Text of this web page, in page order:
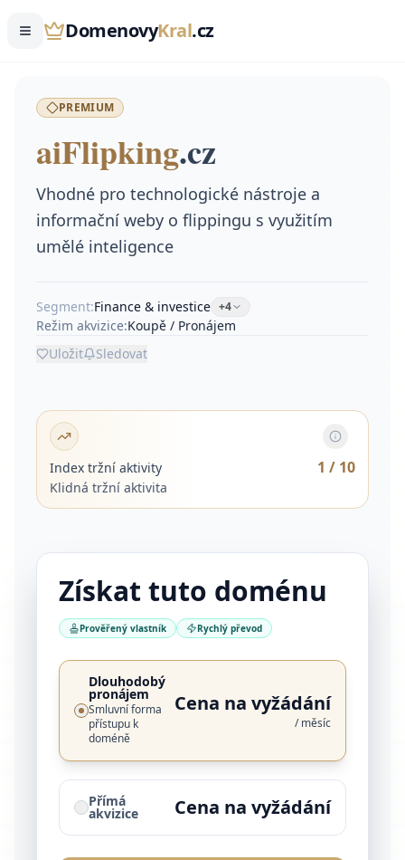
DomenovyKral.cz
PREMIUM
aiFlipking.cz
Vhodné pro technologické nástroje a
informační weby o flippingu s využitím
umělé inteligence
Segment:Finance & investice +4
Režim akvizice:Koupě / Pronájem
Uložit
Sledovat
Index tržní aktivity 1 / 10
Klidná tržní aktivita
Získat tuto doménu
Prověřený vlastník Rychlý převod
Dlouhodobý
pronájem
Smluvní forma
přístupu k
doméně
Cena na vyžádání
/ měsíc
Přímá
akvizice Cena na vyžádání